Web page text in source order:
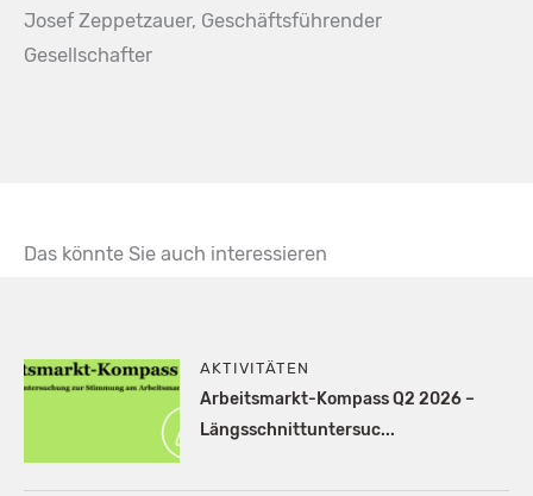
Josef Zeppetzauer, Geschäftsführender
Gesellschafter
Das könnte Sie auch interessieren
AKTIVITÄTEN
Arbeitsmarkt-Kompass Q2 2026 –
Längsschnittuntersuc...